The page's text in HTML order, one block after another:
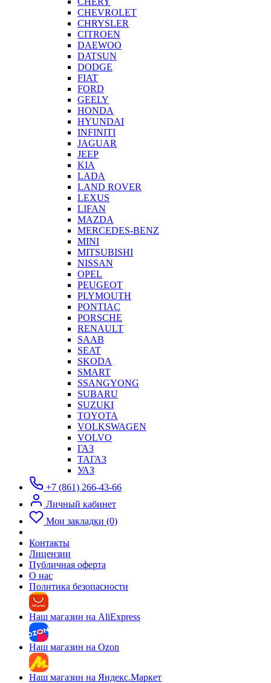
CHEVROLET
CHRYSLER
CITROEN
DAEWOO
DATSUN
DODGE
FIAT
FORD
GEELY
HONDA
HYUNDAI
INFINITI
JAGUAR
JEEP
KIA
LADA
LAND ROVER
LEXUS
LIFAN
MAZDA
MERCEDES-BENZ
MINI
MITSUBISHI
NISSAN
OPEL
PEUGEOT
PLYMOUTH
PONTIAC
PORSCHE
RENAULT
SAAB
SEAT
SKODA
SMART
SSANGYONG
SUBARU
SUZUKI
TOYOTA
VOLKSWAGEN
VOLVO
ГАЗ
ТАГАЗ
УАЗ
+7 (861) 266-43-66
Личный кабинет
Мои закладки (0)
Контакты
Лицензии
Публичная оферта
О нас
Политика безопасности
Наш магазин на AliExpress
Наш магазин на Ozon
Наш магазин на Яндекс.Маркет